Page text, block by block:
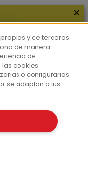
×
y de terceros
de manera
de
cookies
o configurarlas
se adaptan a tus